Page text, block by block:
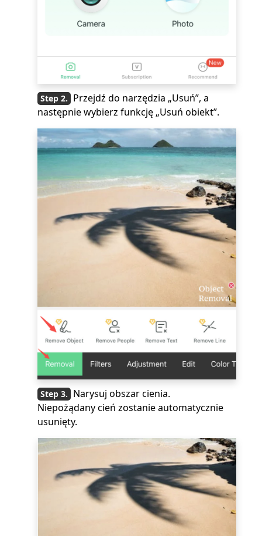
Przejdź do narzędzia „Usuń”, a
następnie wybierz funkcję „Usuń obiekt”.
Narysuj obszar cienia.
Niepożądany cień zostanie automatycznie
usunięty.